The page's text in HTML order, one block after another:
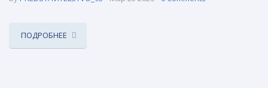
ПОДРОБНЕЕ